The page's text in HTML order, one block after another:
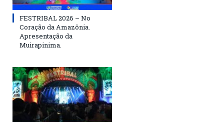
FESTRIBAL 2026 – No
Coração da Amazônia.
Apresentação da
Muirapinima.